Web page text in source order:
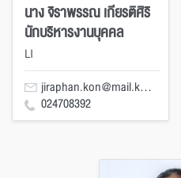
นาง จิราพรรณ เกียรติศิริ
นักบริหารงานบุคคล
LI
jiraphan.kon@mail.kmutt.ac.th
024708392